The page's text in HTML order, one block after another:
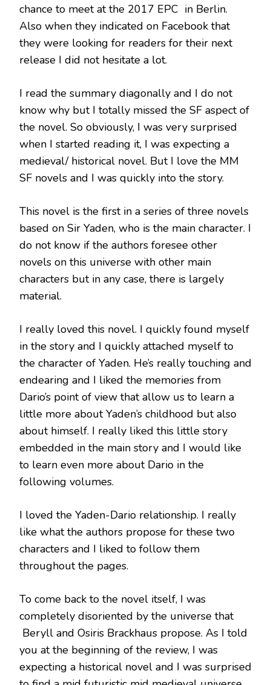
chance to meet at the 2017 EPC in Berlin.
Also when they indicated on Facebook that
they were looking for readers for their next
release I did not hesitate a lot.
I read the summary diagonally and I do not
know why but I totally missed the SF aspect of
the novel. So obviously, I was very surprised
when I started reading it, I was expecting a
medieval/ historical novel. But I love the MM
SF novels and I was quickly into the story.
This novel is the first in a series of three novels
based on Sir Yaden, who is the main character. I
do not know if the authors foresee other
novels on this universe with other main
characters but in any case, there is largely
material.
I really loved this novel. I quickly found myself
in the story and I quickly attached myself to
the character of Yaden. He’s really touching and
endearing and I liked the memories from
Dario’s point of view that allow us to learn a
little more about Yaden’s childhood but also
about himself. I really liked this little story
embedded in the main story and I would like
to learn even more about Dario in the
following volumes.
I loved the Yaden-Dario relationship. I really
like what the authors propose for these two
characters and I liked to follow them
throughout the pages.
To come back to the novel itself, I was
completely disoriented by the universe that
Beryll and Osiris Brackhaus propose. As I told
you at the beginning of the review, I was
expecting a historical novel and I was surprised